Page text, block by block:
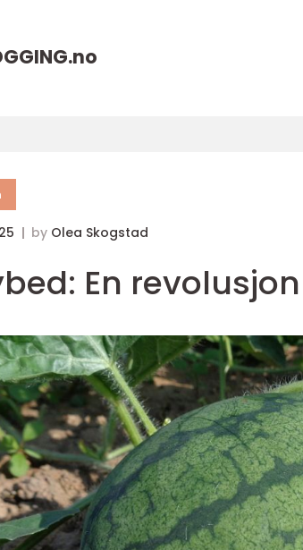
no
by Olea Skogstad
En